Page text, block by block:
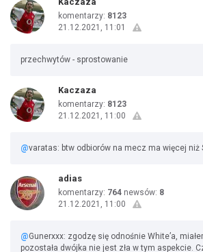
komentarzy: 8123
21.12.2021, 11:01
przechwytów - sprostowanie
Kaczaza
komentarzy: 8123
21.12.2021, 11:00
@varatas: btw odbiorów na mecz ma więcej niż
adias
komentarzy: 764 newsów: 8
21.12.2021, 11:00
@Gunerxxx: zgodzę się odnośnie White’a,
pozostała dwójka nie jest zła w tym aspekcie.